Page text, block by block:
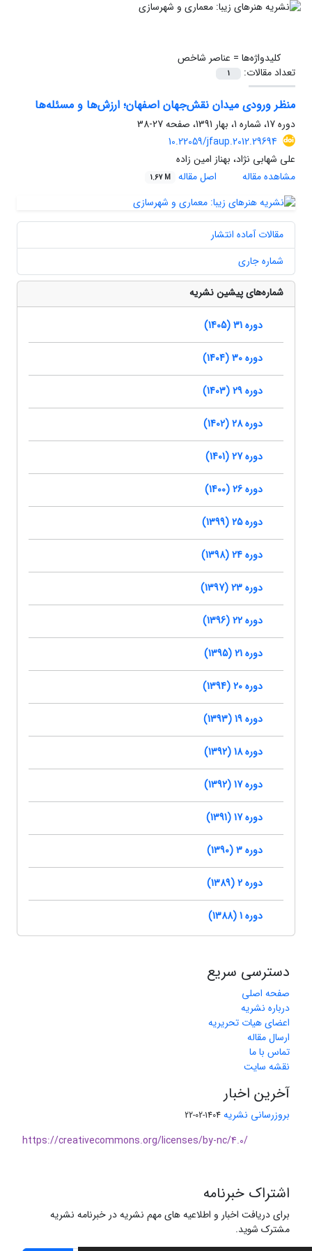
کلیدواژه‌ها = عناصر شاخص
تعداد مقالات:
1
منظر ورودی میدان نقش‌جهان اصفهان؛ ارزش‌ها و مسئله‌ها
دوره 17، شماره 1، بهار 1391، صفحه
27-38
10.22059/jfaup.2012.29694
علی شهابی نژاد، بهناز امین زاده
مشاهده مقاله
اصل مقاله 1.67 M
مقالات آماده انتشار
شماره جاری
شماره‌های پیشین نشریه
دوره 31 (1405)
دوره 30 (1404)
دوره 29 (1403)
دوره 28 (1402)
دوره 27 (1401)
دوره 26 (1400)
دوره 25 (1399)
دوره 24 (1398)
دوره 23 (1397)
دوره 22 (1396)
دوره 21 (1395)
دوره 20 (1394)
دوره 19 (1393)
دوره 18 (1392)
دوره 17 (1392)
دوره 17 (1391)
دوره 3 (1390)
دوره 2 (1389)
دوره 1 (1388)
دسترسی سریع
صفحه اصلی
درباره نشریه
اعضای هیات تحریریه
ارسال مقاله
تماس با ما
نقشه سایت
آخرین اخبار
بروزرسانی نشریه 1404-02-22
https://creativecommons.org/licenses/by-nc/4.0/
اشتراک خبرنامه
برای دریافت اخبار و اطلاعیه های مهم نشریه در خبرنامه نشریه
مشترک شوید.